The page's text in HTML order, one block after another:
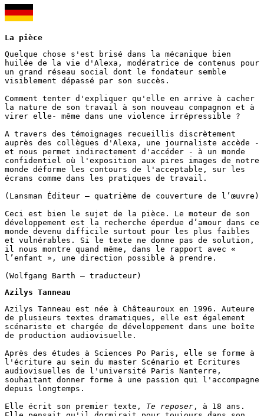
La pièce
Quelque chose s'est brisé dans la mécanique bien
huilée de la vie d'Alexa, modératrice de contenus pour
un grand réseau social dont le fondateur semble
visiblement dépassé par son succès.
Comment tenter d'expliquer qu'elle en arrive à cacher
la nature de son travail à son nouveau compagnon et à
virer elle- même dans une violence irrépressible ?
A travers des témoignages recueillis discrètement
auprès des collègues d'Alexa, une journaliste accède -
et nous permet indirectement d'accéder - à un monde
confidentiel où l'exposition aux pires images de notre
monde déforme les contours de l'acceptable, sur les
écrans comme dans les pratiques de travail.
(Lansman Éditeur – quatrième de couverture de l’œuvre)
Ceci est bien le sujet de la pièce. Le moteur de son
développement est la recherche éperdue d’amour dans ce
monde devenu difficile surtout pour les plus faibles
et vulnérables. Si le texte ne donne pas de solution,
il nous montre quand même, dans le rapport avec «
l’enfant », une direction possible à prendre.
Azilys Tanneau
Azilys Tanneau est née à Châteauroux en 1996. Auteure
de plusieurs textes dramatiques, elle est également
scénariste et chargée de développement dans une boîte
de production audiovisuelle.
Après des études à Sciences Po Paris, elle se forme à
l'écriture au sein du master Scénario et Ecritures
audiovisuelles de l'université Paris Nanterre,
souhaitant donner forme à une passion qui l'accompagne
depuis longtemps.
Elle écrit son premier texte, Te reposer , à 18 ans.